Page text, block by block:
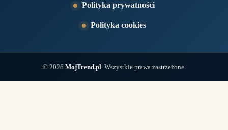
Polityka prywatności
Polityka cookies
© 2026 MojTrend.pl. Wszystkie prawa zastrzeżone.